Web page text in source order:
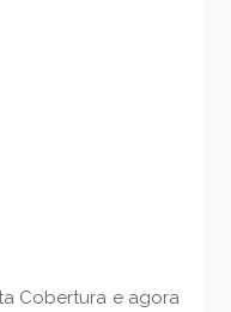
Cobertura e agora